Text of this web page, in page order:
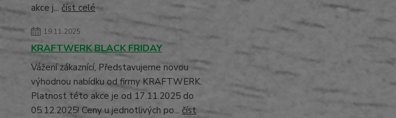
akce j... číst celé
19.11.2025
KRAFTWERK BLACK FRIDAY
Vážení zákaznící, Představujeme novou
výhodnou nabídku od firmy KRAFTWERK.
Platnost této akce je od 17.11.2025 do
05.12.2025! Ceny u jednotlivých po... číst